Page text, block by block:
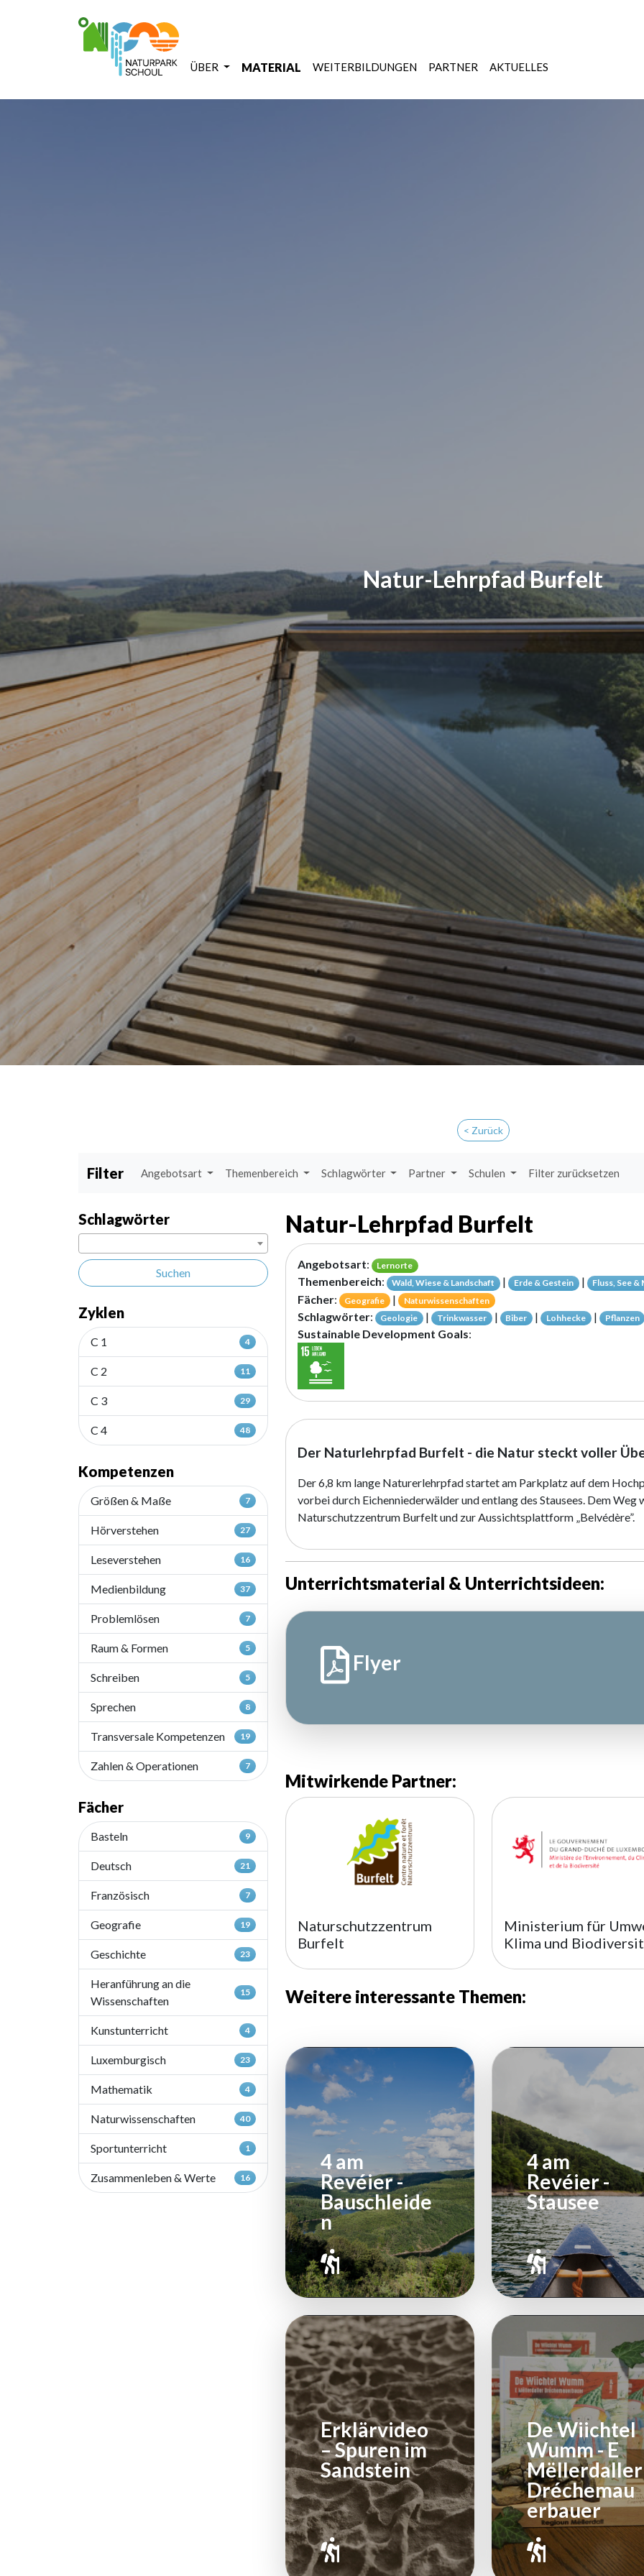
ÜBER MATERIAL WEITERBILDUNGEN PARTNER AKTUELLES
Natur-Lehrpfad Burfelt
< Zurück
Filter Angebotsart Themenbereich Schlagwörter Partner Schulen Filter zurücksetzen
Schlagwörter
Suchen
Zyklen
C 1 4
C 2 11
C 3 29
C 4 48
Kompetenzen
Größen & Maße 7
Hörverstehen 27
Leseverstehen 16
Medienbildung 37
Problemlösen 7
Raum & Formen 5
Schreiben 5
Sprechen 8
Transversale Kompetenzen 19
Zahlen & Operationen 7
Fächer
Basteln 9
Deutsch 21
Französisch 7
Geografie 19
Geschichte 23
Heranführung an die
Wissenschaften
15
Kunstunterricht 4
Luxemburgisch 23
Mathematik 4
Naturwissenschaften 40
Sportunterricht 1
Zusammenleben & Werte 16
Natur-Lehrpfad Burfelt
Angebotsart: Lernorte
Themenbereich: Wald, Wiese & Landschaft | Erde & Gestein | Fluss, See &
Fächer: Geografie | Naturwissenschaften
Schlagwörter: Geologie | Trinkwasser | Biber | Lohhecke | Pflanzen
Sustainable Development Goals:
Der Naturlehrpfad Burfelt - die Natur steckt voller
Der 6,8 km lange Naturerlehrpfad startet am Parkplatz auf dem
vorbei durch Eichenniederwälder und entlang des Stausees. Dem
Naturschutzzentrum Burfelt und zur Aussichtsplattform „Belvédère”.
Unterrichtsmaterial & Unterrichtsideen:
Flyer
Mitwirkende Partner:
Naturschutzzentrum
Burfelt
Ministerium für
Klima und
Weitere interessante Themen:
4 am
Revéier -
Bauschleide
n
4 am
Revéier -
Stausee
Erklärvideo
– Spuren im
Sandstein
De Wiichtel
Wumm - E
Mëllerdaller
Dréchemau
erbauer